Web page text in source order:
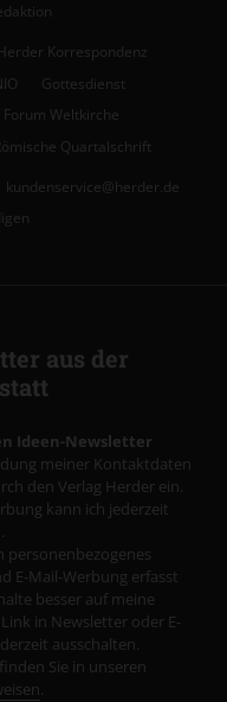
Korrespondenz
Gottesdienst
Forum Weltkirche
Quartalschrift
kundenservice@herder.de
aus der
Ideen-Newsletter
meiner Kontaktdaten
den Verlag Herder ein.
kann ich jederzeit
personenbezogenes
E-Mail-Werbung erfasst
besser auf meine
in Newsletter oder E-
ausschalten.
Sie in unseren
.